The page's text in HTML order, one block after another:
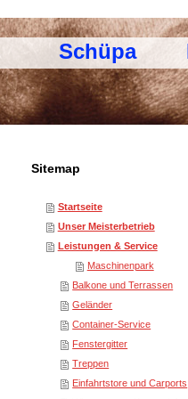
Schüpa
Sitemap
Startseite
Unser Meisterbetrieb
Leistungen & Service
Maschinenpark
Balkone und Terrassen
Geländer
Container-Service
Fenstergitter
Treppen
Einfahrtstore und Carports